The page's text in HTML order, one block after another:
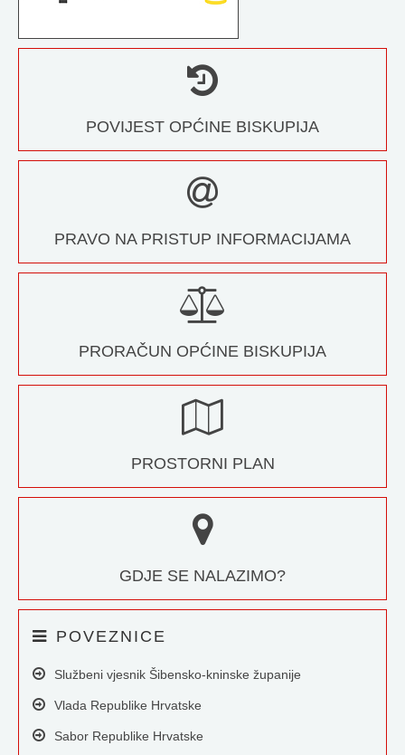
POVIJEST OPĆINE BISKUPIJA
PRAVO NA PRISTUP INFORMACIJAMA
PRORAČUN OPĆINE BISKUPIJA
PROSTORNI PLAN
GDJE SE NALAZIMO?
POVEZNICE
Službeni vjesnik Šibensko-kninske županije
Vlada Republike Hrvatske
Sabor Republike Hrvatske